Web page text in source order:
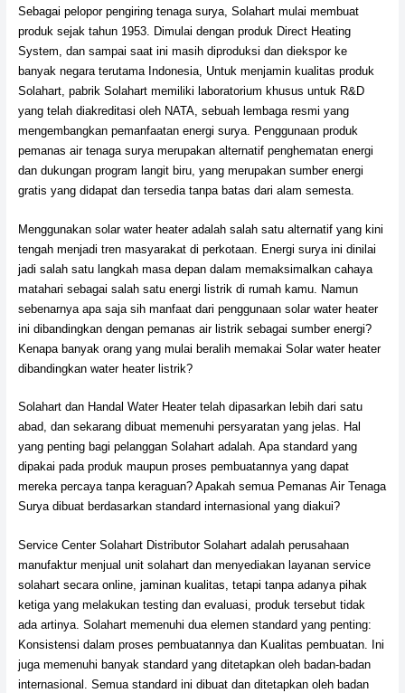
Sebagai pelopor pengiring tenaga surya, Solahart mulai membuat
produk sejak tahun 1953. Dimulai dengan produk Direct Heating
System, dan sampai saat ini masih diproduksi dan diekspor ke
banyak negara terutama Indonesia, Untuk menjamin kualitas produk
Solahart, pabrik Solahart memiliki laboratorium khusus untuk R&D
yang telah diakreditasi oleh NATA, sebuah lembaga resmi yang
mengembangkan pemanfaatan energi surya. Penggunaan produk
pemanas air tenaga surya merupakan alternatif penghematan energi
dan dukungan program langit biru, yang merupakan sumber energi
gratis yang didapat dan tersedia tanpa batas dari alam semesta.
Menggunakan solar water heater adalah salah satu alternatif yang kini
tengah menjadi tren masyarakat di perkotaan. Energi surya ini dinilai
jadi salah satu langkah masa depan dalam memaksimalkan cahaya
matahari sebagai salah satu energi listrik di rumah kamu. Namun
sebenarnya apa saja sih manfaat dari penggunaan solar water heater
ini dibandingkan dengan pemanas air listrik sebagai sumber energi?
Kenapa banyak orang yang mulai beralih memakai Solar water heater
dibandingkan water heater listrik?
Solahart dan Handal Water Heater telah dipasarkan lebih dari satu
abad, dan sekarang dibuat memenuhi persyaratan yang jelas. Hal
yang penting bagi pelanggan Solahart adalah. Apa standard yang
dipakai pada produk maupun proses pembuatannya yang dapat
mereka percaya tanpa keraguan? Apakah semua Pemanas Air Tenaga
Surya dibuat berdasarkan standard internasional yang diakui?
Service Center Solahart Distributor Solahart adalah perusahaan
manufaktur menjual unit solahart dan menyediakan layanan service
solahart secara online, jaminan kualitas, tetapi tanpa adanya pihak
ketiga yang melakukan testing dan evaluasi, produk tersebut tidak
ada artinya. Solahart memenuhi dua elemen standard yang penting:
Konsistensi dalam proses pembuatannya dan Kualitas pembuatan. Ini
juga memenuhi banyak standard yang ditetapkan oleh badan-badan
internasional. Semua standard ini dibuat dan ditetapkan oleh badan